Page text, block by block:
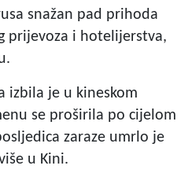
snažan pad prihoda
prijevoza i hotelijerstva,
izbila je u kineskom
se proširila po cijelom
zaraze umrlo je
u Kini.